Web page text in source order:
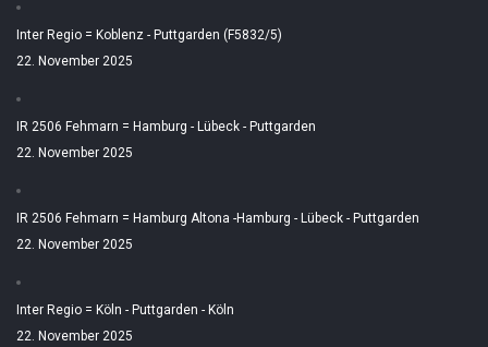
Inter Regio = Koblenz - Puttgarden (F5832/5)
22. November 2025
IR 2506 Fehmarn = Hamburg - Lübeck - Puttgarden
22. November 2025
IR 2506 Fehmarn = Hamburg Altona -Hamburg - Lübeck - Puttgarden
22. November 2025
Inter Regio = Köln - Puttgarden - Köln
22. November 2025